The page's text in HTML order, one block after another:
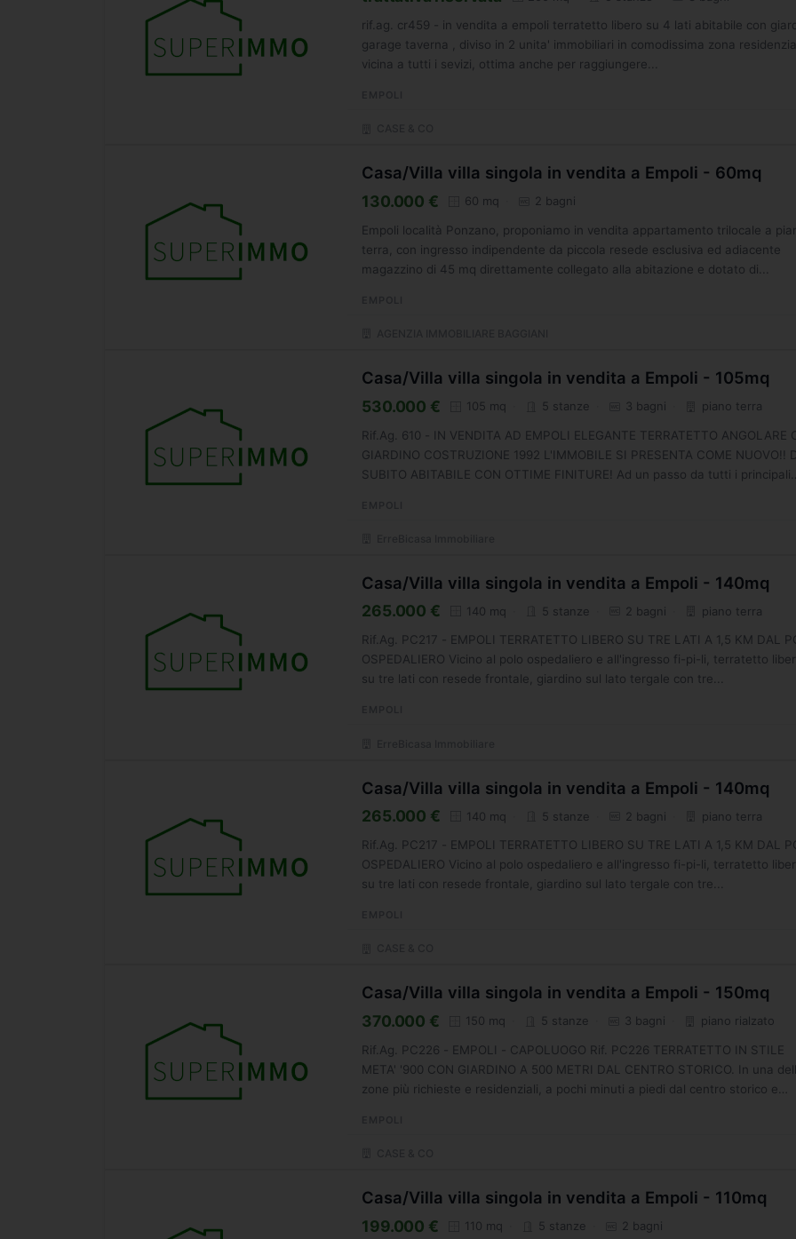
rif.ag. cr459 - in vendita a empoli terratetto libero su 4 lati abitabile con
garage taverna , diviso in 2 unita' immobiliari in comodissima zona
vicina a tutti i sevizi, ottima anche per raggiungere...
Casa/Villa villa singola in vendita a Empoli - 60mq
130.000 € 60 mq 2 bagni
Empoli località Ponzano, proponiamo in vendita appartamento trilocale a
terra, con ingresso indipendente da piccola resede esclusiva ed adiacente
magazzino di 45 mq direttamente collegato alla abitazione e dotato di...
Casa/Villa villa singola in vendita a Empoli - 105mq
530.000 € 105 mq 5 stanze 3 bagni piano terra
Rif.Ag. 610 - IN VENDITA AD EMPOLI ELEGANTE TERRATETTO ANGOLARE
GIARDINO COSTRUZIONE 1992 L'IMMOBILE SI PRESENTA COME NUOVO!!
SUBITO ABITABILE CON OTTIME FINITURE! Ad un passo da tutti i principali
Casa/Villa villa singola in vendita a Empoli - 140mq
265.000 € 140 mq 5 stanze 2 bagni piano terra
Rif.Ag. PC217 - EMPOLI TERRATETTO LIBERO SU TRE LATI A 1,5 KM DAL
OSPEDALIERO Vicino al polo ospedaliero e all'ingresso fi-pi-li, terratetto
su tre lati con resede frontale, giardino sul lato tergale con tre...
Casa/Villa villa singola in vendita a Empoli - 140mq
265.000 € 140 mq 5 stanze 2 bagni piano terra
Rif.Ag. PC217 - EMPOLI TERRATETTO LIBERO SU TRE LATI A 1,5 KM DAL
OSPEDALIERO Vicino al polo ospedaliero e all'ingresso fi-pi-li, terratetto
su tre lati con resede frontale, giardino sul lato tergale con tre...
Casa/Villa villa singola in vendita a Empoli - 150mq
370.000 € 150 mq 5 stanze 3 bagni piano rialzato
Rif.Ag. PC226 - EMPOLI - CAPOLUOGO Rif. PC226 TERRATETTO IN STILE
META' '900 CON GIARDINO A 500 METRI DAL CENTRO STORICO. In una
zone più richieste e residenziali, a pochi minuti a piedi dal centro storico e
Casa/Villa villa singola in vendita a Empoli - 110mq
199.000 € 110 mq 5 stanze 2 bagni